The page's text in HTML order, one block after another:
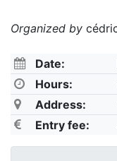
Organized by
Date:
Hours:
Address:
Entry fee: